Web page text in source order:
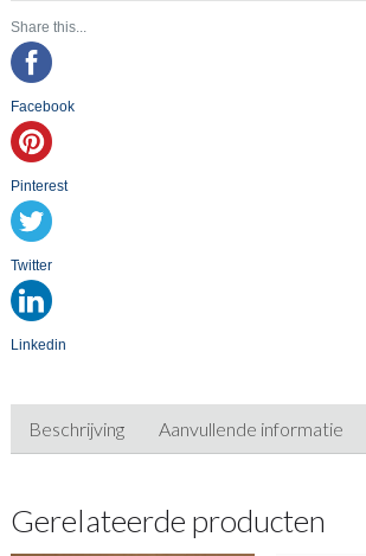
Share this...
Facebook
Pinterest
Twitter
Linkedin
Beschrijving Aanvullende informatie
Gerelateerde producten